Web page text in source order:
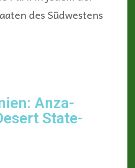
des Südwestens
Anza-
State-